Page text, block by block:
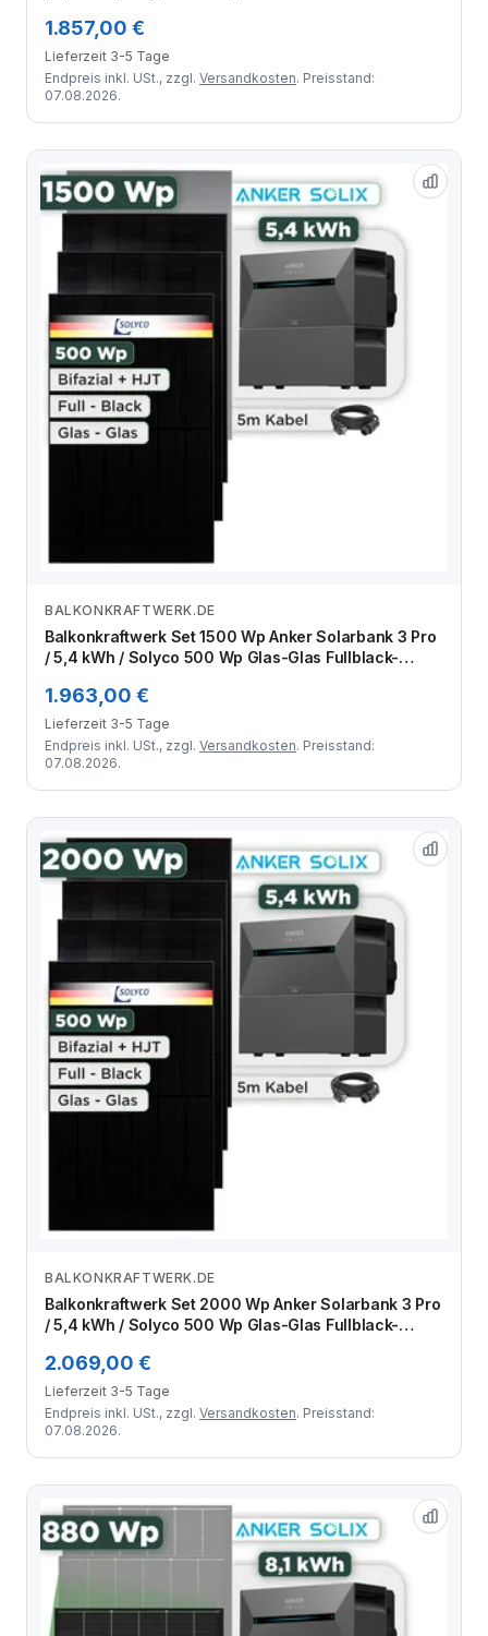
1.857,00 €
Lieferzeit 3-5 Tage
Endpreis inkl. USt., zzgl. Versandkosten. Preisstand:
07.08.2026.
Zum Angebot
BALKONKRAFTWERK.DE
Balkonkraftwerk Set 1500 Wp Anker Solarbank 3 Pro
/ 5,4 kWh / Solyco 500 Wp Glas-Glas Fullblack-
1.963,00 €
Lieferzeit 3-5 Tage
Endpreis inkl. USt., zzgl. Versandkosten. Preisstand:
07.08.2026.
Zum Angebot
BALKONKRAFTWERK.DE
Balkonkraftwerk Set 2000 Wp Anker Solarbank 3 Pro
/ 5,4 kWh / Solyco 500 Wp Glas-Glas Fullblack-
2.069,00 €
Lieferzeit 3-5 Tage
Endpreis inkl. USt., zzgl. Versandkosten. Preisstand:
07.08.2026.